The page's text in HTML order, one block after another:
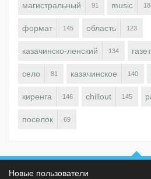
магистральный 91 music
формат 145 область 123
казачинско-ленский 134
село 81 казачинское 140
киренга 146 chillout 145
поселок 69
Новые пользователи